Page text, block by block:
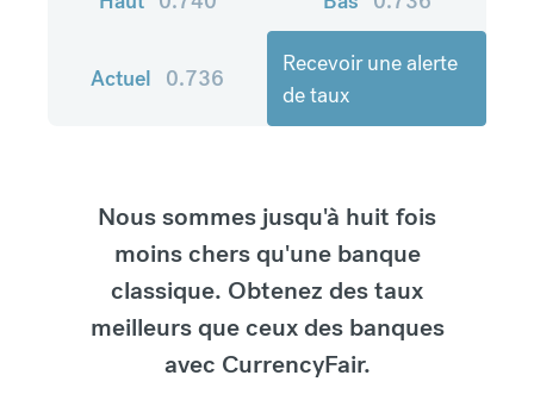
Actuel 0.736
Recevoir une alerte
de taux
Nous sommes jusqu'à huit fois
moins chers qu'une banque
classique. Obtenez des taux
meilleurs que ceux des banques
avec CurrencyFair.